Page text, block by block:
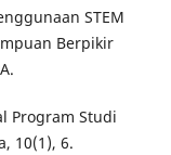
STEM
Berpikir
Program Studi
10(1), 6.